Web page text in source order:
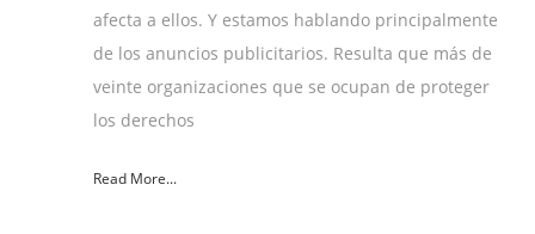
afecta a ellos. Y estamos hablando principalmente
de los anuncios publicitarios. Resulta que más de
veinte organizaciones que se ocupan de proteger
los derechos
Read More...